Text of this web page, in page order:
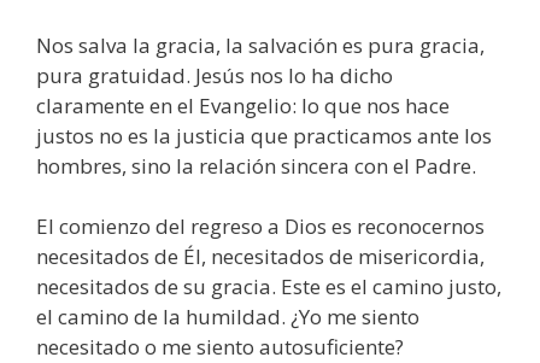
Nos salva la gracia, la salvación es pura gracia,
pura gratuidad. Jesús nos lo ha dicho
claramente en el Evangelio: lo que nos hace
justos no es la justicia que practicamos ante los
hombres, sino la relación sincera con el Padre.
El comienzo del regreso a Dios es reconocernos
necesitados de Él, necesitados de misericordia,
necesitados de su gracia. Este es el camino justo,
el camino de la humildad. ¿Yo me siento
necesitado o me siento autosuficiente?